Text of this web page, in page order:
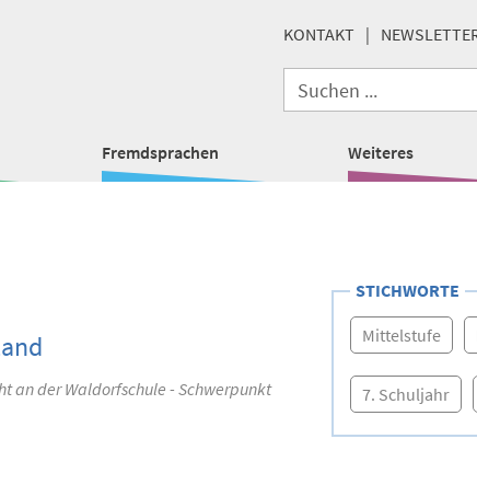
KONTAKT
Fremdsprachen Weiteres
an der Waldorfschule - Schwerpunkt
STICHWORTE
Mittelstufe
7. Schuljahr